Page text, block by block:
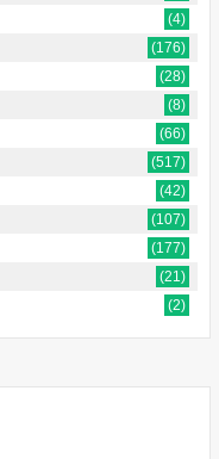
(4)
(176)
(28)
(8)
(66)
(517)
(42)
(107)
(177)
(21)
(2)